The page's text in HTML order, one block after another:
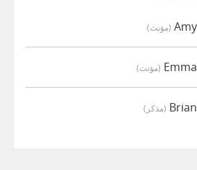
(مؤنث)
(مؤنث)
(مذكر)